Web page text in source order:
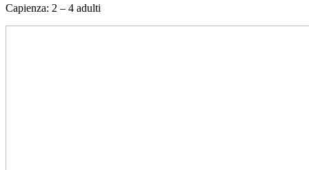
Capienza: 2 – 4 adulti